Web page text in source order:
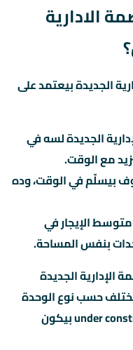
الادارية
الجديدة بيعتمد على
الجديدة لسه في
مع الوقت.
بيسلّم في الوقت، وده
الإيجار في
بنفس المساحة.
الإدارية الجديدة
لكن ده بيختلف حسب نوع الوحدة
والموقع. الاستثمار في عقار under construction بيكون